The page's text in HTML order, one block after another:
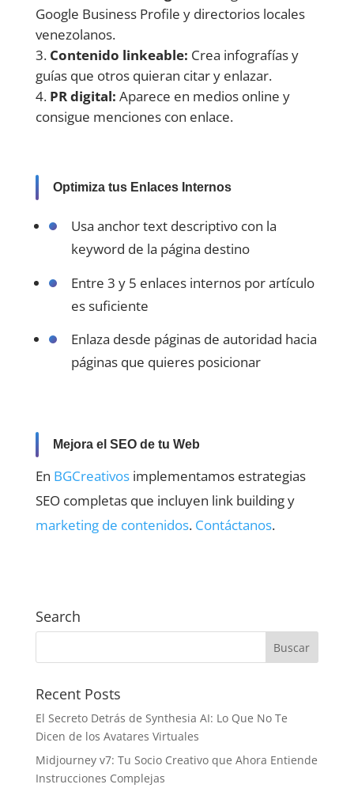
Google Business Profile y directorios locales
venezolanos.
Contenido linkeable: Crea infografías y
guías que otros quieran citar y enlazar.
PR digital: Aparece en medios online y
consigue menciones con enlace.
Optimiza tus Enlaces Internos
Usa anchor text descriptivo con la
keyword de la página destino
Entre 3 y 5 enlaces internos por artículo
es suficiente
Enlaza desde páginas de autoridad hacia
páginas que quieres posicionar
Mejora el SEO de tu Web
En BGCreativosimplementamos estrategias
SEO completas que incluyen link building y
marketing de contenidos. Contáctanos.
Search
Recent Posts
El Secreto Detrás de Synthesia AI: Lo Que No Te
Dicen de los Avatares Virtuales
Midjourney v7: Tu Socio Creativo que Ahora Entiende
Instrucciones Complejas